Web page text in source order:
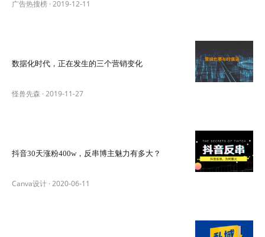
广告热搜榜 · 2019-12-11
数据化时代，正在发生的三个营销变化
怪兽先森 · 2019-11-27
抖音30天涨粉400w，反串博主魅力有多大？
Canva设计 · 2020-06-11